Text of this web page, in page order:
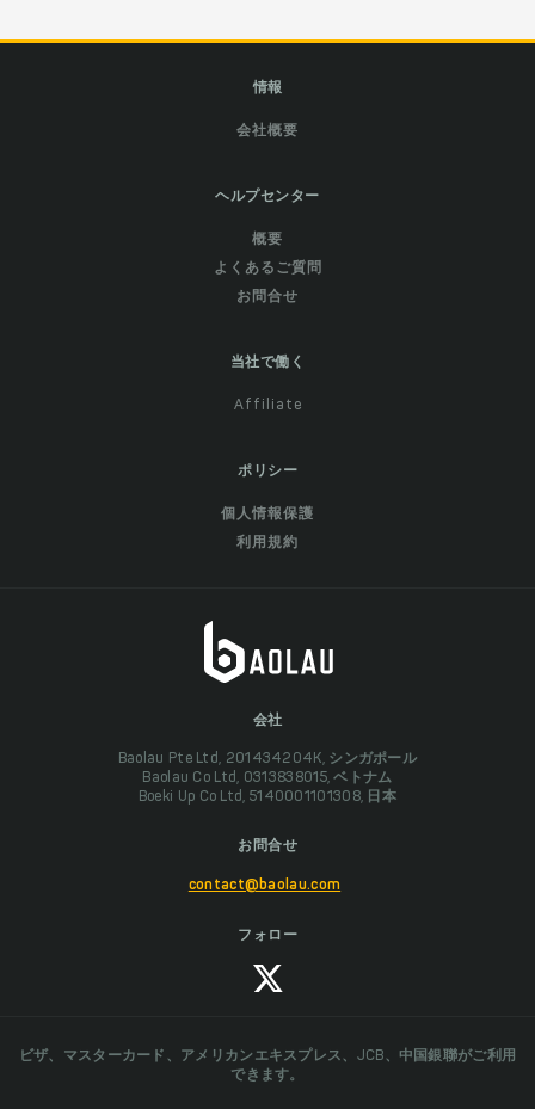
情報
会社概要
ヘルプセンター
概要
よくあるご質問
お問合せ
当社で働く
Affiliate
ポリシー
個人情報保護
利用規約
会社
Baolau Pte Ltd, 201434204K, シンガポール
Baolau Co Ltd, 0313838015, ベトナム
Boeki Up Co Ltd, 5140001101308, 日本
お問合せ
contact@baolau.com
フォロー
ビザ、マスターカード、アメリカンエキスプレス、JCB、中国銀聯がご利用
できます。